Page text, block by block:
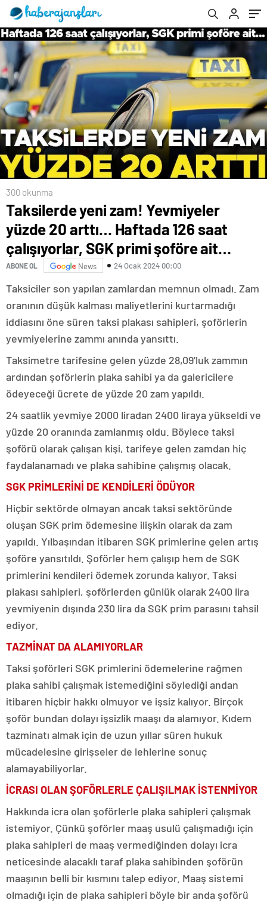
primi şoföre ait…
300 okunma
Taksilerde yeni zam! Yevmiyeler
yüzde 20 arttı… Haftada 126 saat
çalışıyorlar, SGK primi şoföre ait…
ABONE OL News 24 Ocak 2024 00:00
Taksiciler son yapılan zamlardan memnun olmadı. Zam
oranının düşük kalması maliyetlerini kurtarmadığı
iddiasını öne süren taksi plakası sahipleri, şoförlerin
yevmiyelerine zammı anında yansıttı.
Taksimetre tarifesine gelen yüzde 28,09’luk zammın
ardından şoförlerin plaka sahibi ya da galericilere
ödeyeceği ücrete de yüzde 20 zam yapıldı.
24 saatlik yevmiye 2000 liradan 2400 liraya yükseldi ve
yüzde 20 oranında zamlanmış oldu. Böylece taksi
şoförü olarak çalışan kişi, tarifeye gelen zamdan hiç
faydalanamadı ve plaka sahibine çalışmış olacak.
SGK PRİMLERİNİ DE KENDİLERİ ÖDÜYOR
Hiçbir sektörde olmayan ancak taksi sektöründe
oluşan SGK prim ödemesine ilişkin olarak da zam
yapıldı. Yılbaşından itibaren SGK primlerine gelen artış
şoföre yansıtıldı. Şoförler hem çalışıp hem de SGK
primlerini kendileri ödemek zorunda kalıyor. Taksi
plakası sahipleri, şoförlerden günlük olarak 2400 lira
yevmiyenin dışında 230 lira da SGK prim parasını tahsil
ediyor.
TAZMİNAT DA ALAMIYORLAR
Taksi şoförleri SGK primlerini ödemelerine rağmen
plaka sahibi çalışmak istemediğini söylediği andan
itibaren hiçbir hakkı olmuyor ve işsiz kalıyor. Birçok
şoför bundan dolayı işsizlik maaşı da alamıyor. Kıdem
tazminatı almak için de uzun yıllar süren hukuk
mücadelesine girişseler de lehlerine sonuç
alamayabiliyorlar.
İCRASI OLAN ŞOFÖRLERLE ÇALIŞILMAK İSTENMİYOR
Hakkında icra olan şoförlerle plaka sahipleri çalışmak
istemiyor. Çünkü şoförler maaş usulü çalışmadığı için
plaka sahipleri de maaş vermediğinden dolayı icra
neticesinde alacaklı taraf plaka sahibinden şoförün
maaşının belli bir kısmını talep ediyor. Maaş sistemi
olmadığı için de plaka sahipleri böyle bir anda şoförü